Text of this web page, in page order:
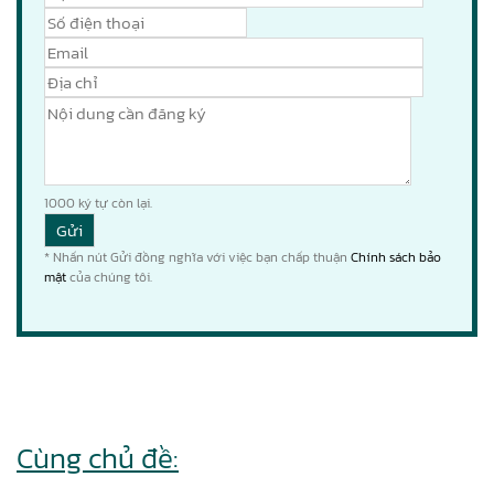
1000 ký tự còn lại.
* Nhấn nút Gửi đồng nghĩa với việc bạn chấp thuận Chính sách bảo
mậtcủa chúng tôi.
Cùng chủ đề: